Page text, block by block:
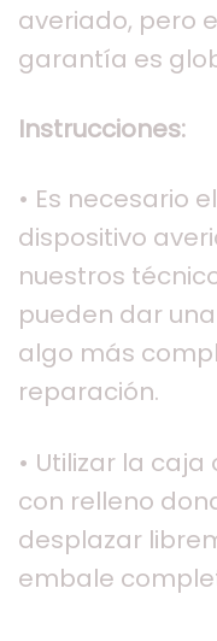
averiado, pero
garantía es
Instrucciones:
• Es necesario
dispositivo
nuestros
pueden dar
algo más
reparación.
• Utilizar la
con relleno
desplazar
embale